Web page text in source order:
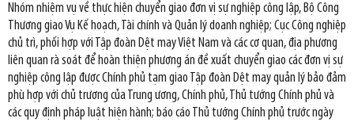
Nhóm nhiệm vụ về thực hiện chuyển giao đơn vị sự nghiệp công lập, Bộ Công
Thương giao Vụ Kế hoạch, Tài chính và Quản lý doanh nghiệp; Cục Công nghiệp
chủ trì, phối hợp với Tập đoàn Dệt may Việt Nam và các cơ quan, địa phương
liên quan rà soát để hoàn thiện phương án đề xuất chuyển giao các đơn vị sự
nghiệp công lập được Chính phủ tạm giao Tập đoàn Dệt may quản lý bảo đảm
phù hợp với chủ trương của Trung ương, Chính phủ, Thủ tướng Chính phủ và
các quy định pháp luật hiện hành; báo cáo Thủ tướng Chính phủ trước ngày